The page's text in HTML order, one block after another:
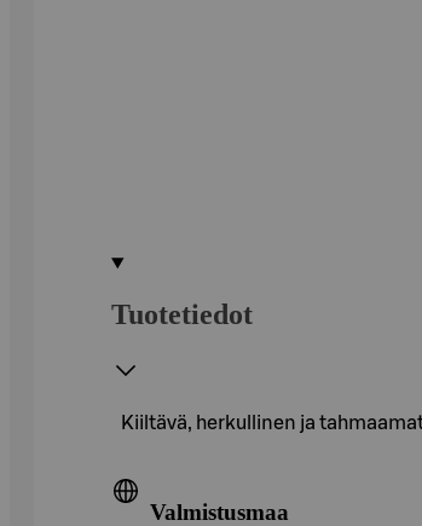
Tuotetiedot
Kiiltävä, herkullinen ja
Valmistusmaa